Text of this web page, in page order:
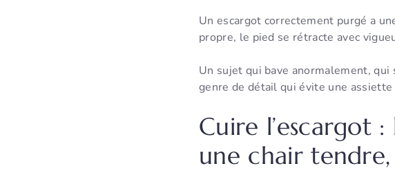
Un escargot correctement purgé a
propre, le pied se rétracte avec
Un sujet qui bave anormalement,
genre de détail qui évite une
Cuire l’escargot
une chair tendre,